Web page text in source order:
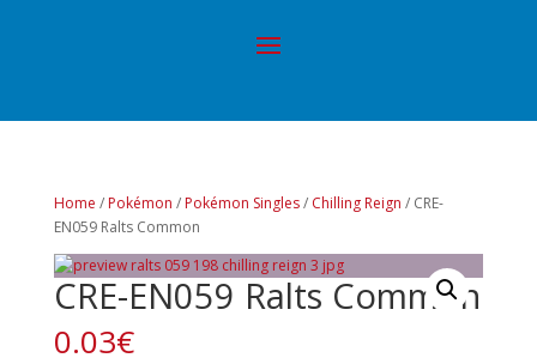
Home / Pokémon / Pokémon Singles/ Chilling Reign / CRE-
EN059 Ralts Common
CRE-EN059 Ralts Common
0.03€